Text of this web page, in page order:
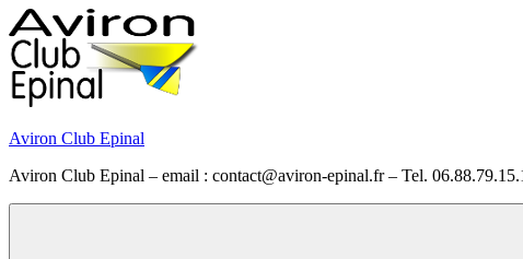
Skip
to
content
Aviron Club Epinal
Aviron Club Epinal – email : contact@aviron-epinal.fr – Tel.